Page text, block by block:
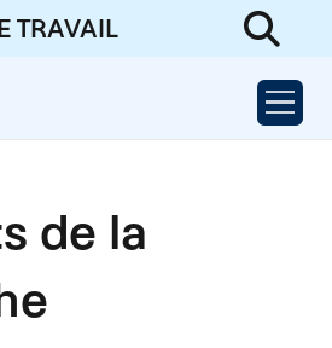
TRAVAIL
de la